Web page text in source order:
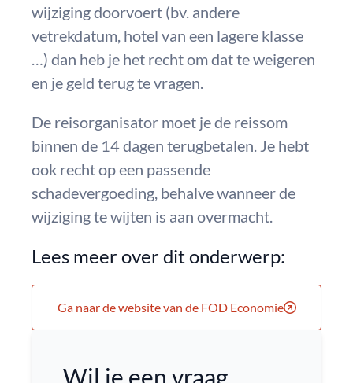
wijziging doorvoert (bv. andere
vetrekdatum, hotel van een lagere klasse
…) dan heb je het recht om dat te weigeren
en je geld terug te vragen.
De reisorganisator moet je de reissom
binnen de 14 dagen terugbetalen. Je hebt
ook recht op een passende
schadevergoeding, behalve wanneer de
wijziging te wijten is aan overmacht.
Lees meer over dit onderwerp:
Ga naar de website van de FOD Economie
Wil je een vraag